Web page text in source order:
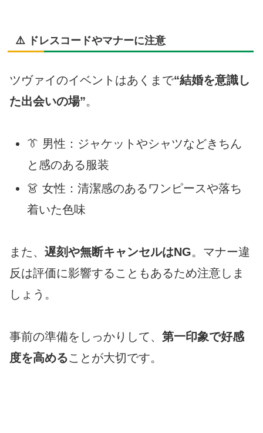
⚠️ ドレスコードやマナーに注意
ツヴァイのイベントはあくまで“結婚を意識し
た出会いの場”。
👔 男性：ジャケットやシャツなどきちん
と感のある服装
👗 女性：清潔感のあるワンピースや落ち
着いた色味
また、 遅刻や無断キャンセルはNG。マナー違
反は評価に影響することもあるため注意しま
しょう。
事前の準備をしっかりして、 第一印象で好感
度を高めることが大切です。